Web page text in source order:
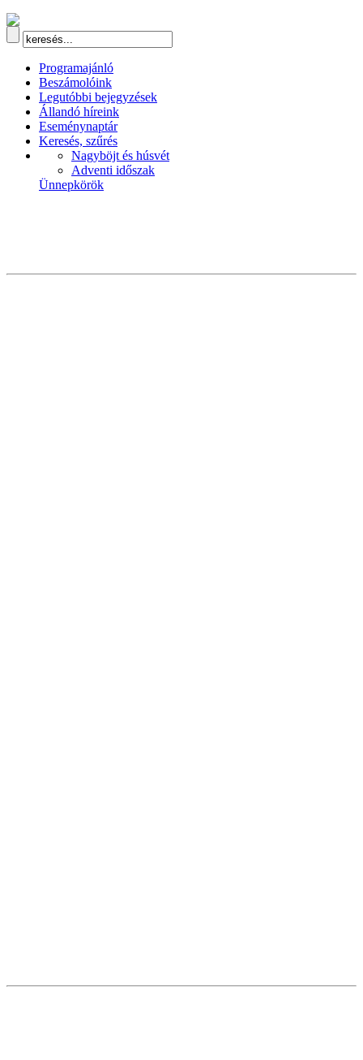
Programajánló
Beszámolóink
Legutóbbi bejegyzések
Állandó híreink
Eseménynaptár
Keresés, szűrés
Nagyböjt és húsvét
Adventi időszak
Ünnepkörök